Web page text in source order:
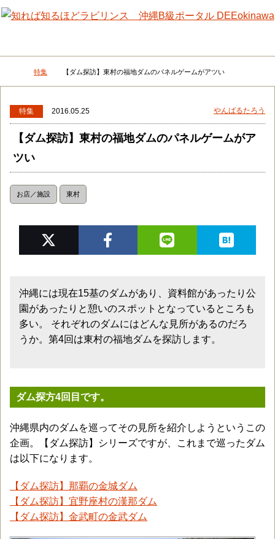
メニュー 検
DEEokinawaトップ
特集 【ダム探訪】東村の福地ダムのパネルゲームがアツい
特集 2016.05.25 やんばるたろう
【ダム探訪】東村の福地ダムのパネルゲームがア
ツい
お店／施設 東村
沖縄には現在15基のダムがあり、資料館があったり公
園があったりと憩いのスポットとなっているところも
多い。 それぞれのダムにはどんな見所があるのだろ
うか。第4回は東村の福地ダムを探訪します。
ダム探方4回目です。
沖縄県内のダムを巡ってその見所を紹介しようというこの
企画。【ダム探訪】シリーズですが、これまで巡ったダム
は以下になります。
【ダム探訪】那覇の金城ダム
【ダム探訪】宜野座村の漢那ダム
【ダム探訪】金武町の金武ダム